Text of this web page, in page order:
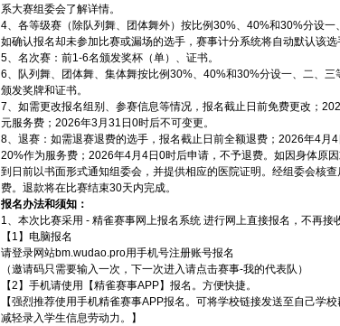
系大赛组委会了解详情。
4、各等级赛（除队列舞、团体舞外）按比例30%、40%和30%分设一
如确认报名却未参加比赛或漏场的选手，赛事计分系统将自动默认该选
5、名次赛：前1-6名颁发奖杯（单）、证书。
6、队列舞、团体舞、集体舞按比例30%、40%和30%分设一、二、
颁发奖牌和证书。
7、如需更改报名组别、参赛信息等情况，报名截止日前免费更改；
元服务费；2026年3月31日0时后不可变更。
8、退赛：如需退赛退费的选手，报名截止日前全额退费；2026年4月
20%作为服务费；2026年4月4日0时后申请，不予退费。如因身体原
到日前以书面形式通知组委会，并提供相应的医院证明。经组委会核
费。退款将在比赛结束30天内完成。
报名办法和须知：
1、本次比赛采用 - 精雀赛事网上报名系统 进行网上直接报名，不再接
【1】电脑报名
请登录网站bm.wudao.pro用手机号注册账号报名
（邀请码只需要输入一次，下一次进入请点击赛事-我的代表队）
【2】手机请使用【精雀赛事APP】报名。方便快捷。
【强烈推荐使用手机精雀赛事APP报名。可将学校链接发送至自己学
减轻录入学生信息劳动力。】